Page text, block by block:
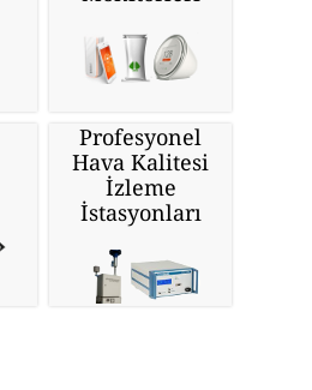
Profesyonel
Hava Kalitesi
İzleme
İstasyonları